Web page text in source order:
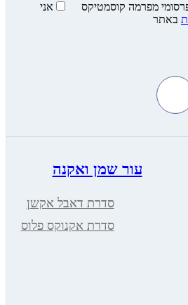
מפרמה קוסמטיקס
אני
באתר
עור שמן ואקנה
סדרת דאבל אקשן
סדרת אקנוקס פלוס